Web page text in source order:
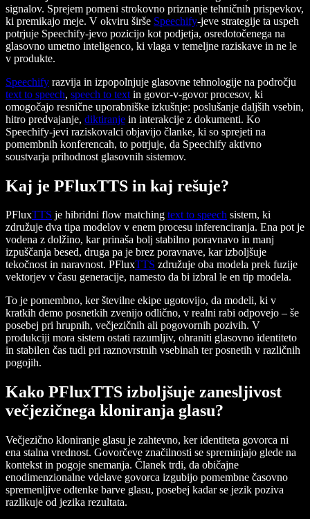
signalov. Sprejem pomeni strokovno priznanje tehničnih prispevkov,
ki premikajo meje. V okviru širše Speechify-jeve strategije ta uspeh
potrjuje Speechify-jevo pozicijo kot podjetja, osredotočenega na
glasovno umetno inteligenco, ki vlaga v temeljne raziskave in ne le
v produkte.
Speechify razvija in izpopolnjuje glasovne tehnologije na področju
text to speech, speech to text in govor-v-govor procesov, ki
omogočajo resnične uporabniške izkušnje: poslušanje daljših vsebin,
hitro predvajanje, diktiranje in interakcije z dokumenti. Ko
Speechify-jevi raziskovalci objavijo članke, ki so sprejeti na
pomembnih konferencah, to potrjuje, da Speechify aktivno
soustvarja prihodnost glasovnih sistemov.
Kaj je PFluxTTS in kaj rešuje?
PFluxTTS je hibridni flow matching text to speech sistem, ki
združuje dva tipa modelov v enem procesu inferenciranja. Ena pot je
vodena z dolžino, kar prinaša bolj stabilno poravnavo in manj
izpuščanja besed, druga pa je brez poravnave, kar izboljšuje
tekočnost in naravnost. PFluxTTS združuje oba modela prek fuzije
vektorjev v času generacije, namesto da bi izbral le en tip modela.
To je pomembno, ker številne ekipe ugotovijo, da modeli, ki v
kratkih demo posnetkih zvenijo odlično, v realni rabi odpovejo – še
posebej pri hrupnih, večjezičnih ali pogovornih pozivih. V
produkciji mora sistem ostati razumljiv, ohraniti glasovno identiteto
in stabilen čas tudi pri raznovrstnih vsebinah ter posnetih v različnih
pogojih.
Kako PFluxTTS izboljšuje zanesljivost
večjezičnega kloniranja glasu?
Večjezično kloniranje glasu je zahtevno, ker identiteta govorca ni
ena stalna vrednost. Govorčeve značilnosti se spreminjajo glede na
kontekst in pogoje snemanja. Članek trdi, da običajne
enodimenzionalne vdelave govorca izgubijo pomembne časovno
spremenljive odtenke barve glasu, posebej kadar se jezik poziva
razlikuje od jezika rezultata.